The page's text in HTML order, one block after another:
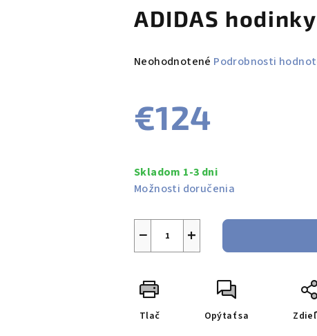
ADIDAS
Priemerné
je
0,0
hviezdičiek.
Neohodnotené Podrobnosti
€124
cena:
Skladom 1-3 dni
Možnosti doručenia
+
−
Tlač Opýtať sa